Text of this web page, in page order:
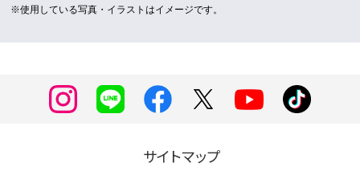
※使用している写真・イラストはイメージです。
サイトマップ